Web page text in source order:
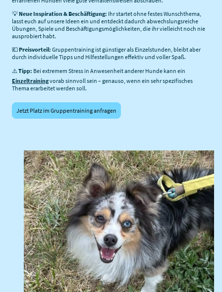
💡Neue Inspiration & Beschäftigung: Ihr startet ohne festes Wunschthema,
lasst euch auf unsere Ideen ein und entdeckt dadurch abwechslungsreiche
Übungen, Spiele und Beschäftigungsmöglichkeiten, die ihr vielleicht noch nie
ausprobiert habt.
💶 Preisvorteil: Gruppentraining ist günstiger als Einzelstunden, bleibt aber
durch individuelle Tipps und Hilfestellungen effektiv und voller Spaß.
⚠️Tipp: Bei extremem Stress in Anwesenheit anderer Hunde kann ein
Einzeltrainingvorab sinnvoll sein – genauso, wenn ein sehr spezifisches
Thema erarbeitet werden soll.
Jetzt Platz im Gruppentraining anfragen